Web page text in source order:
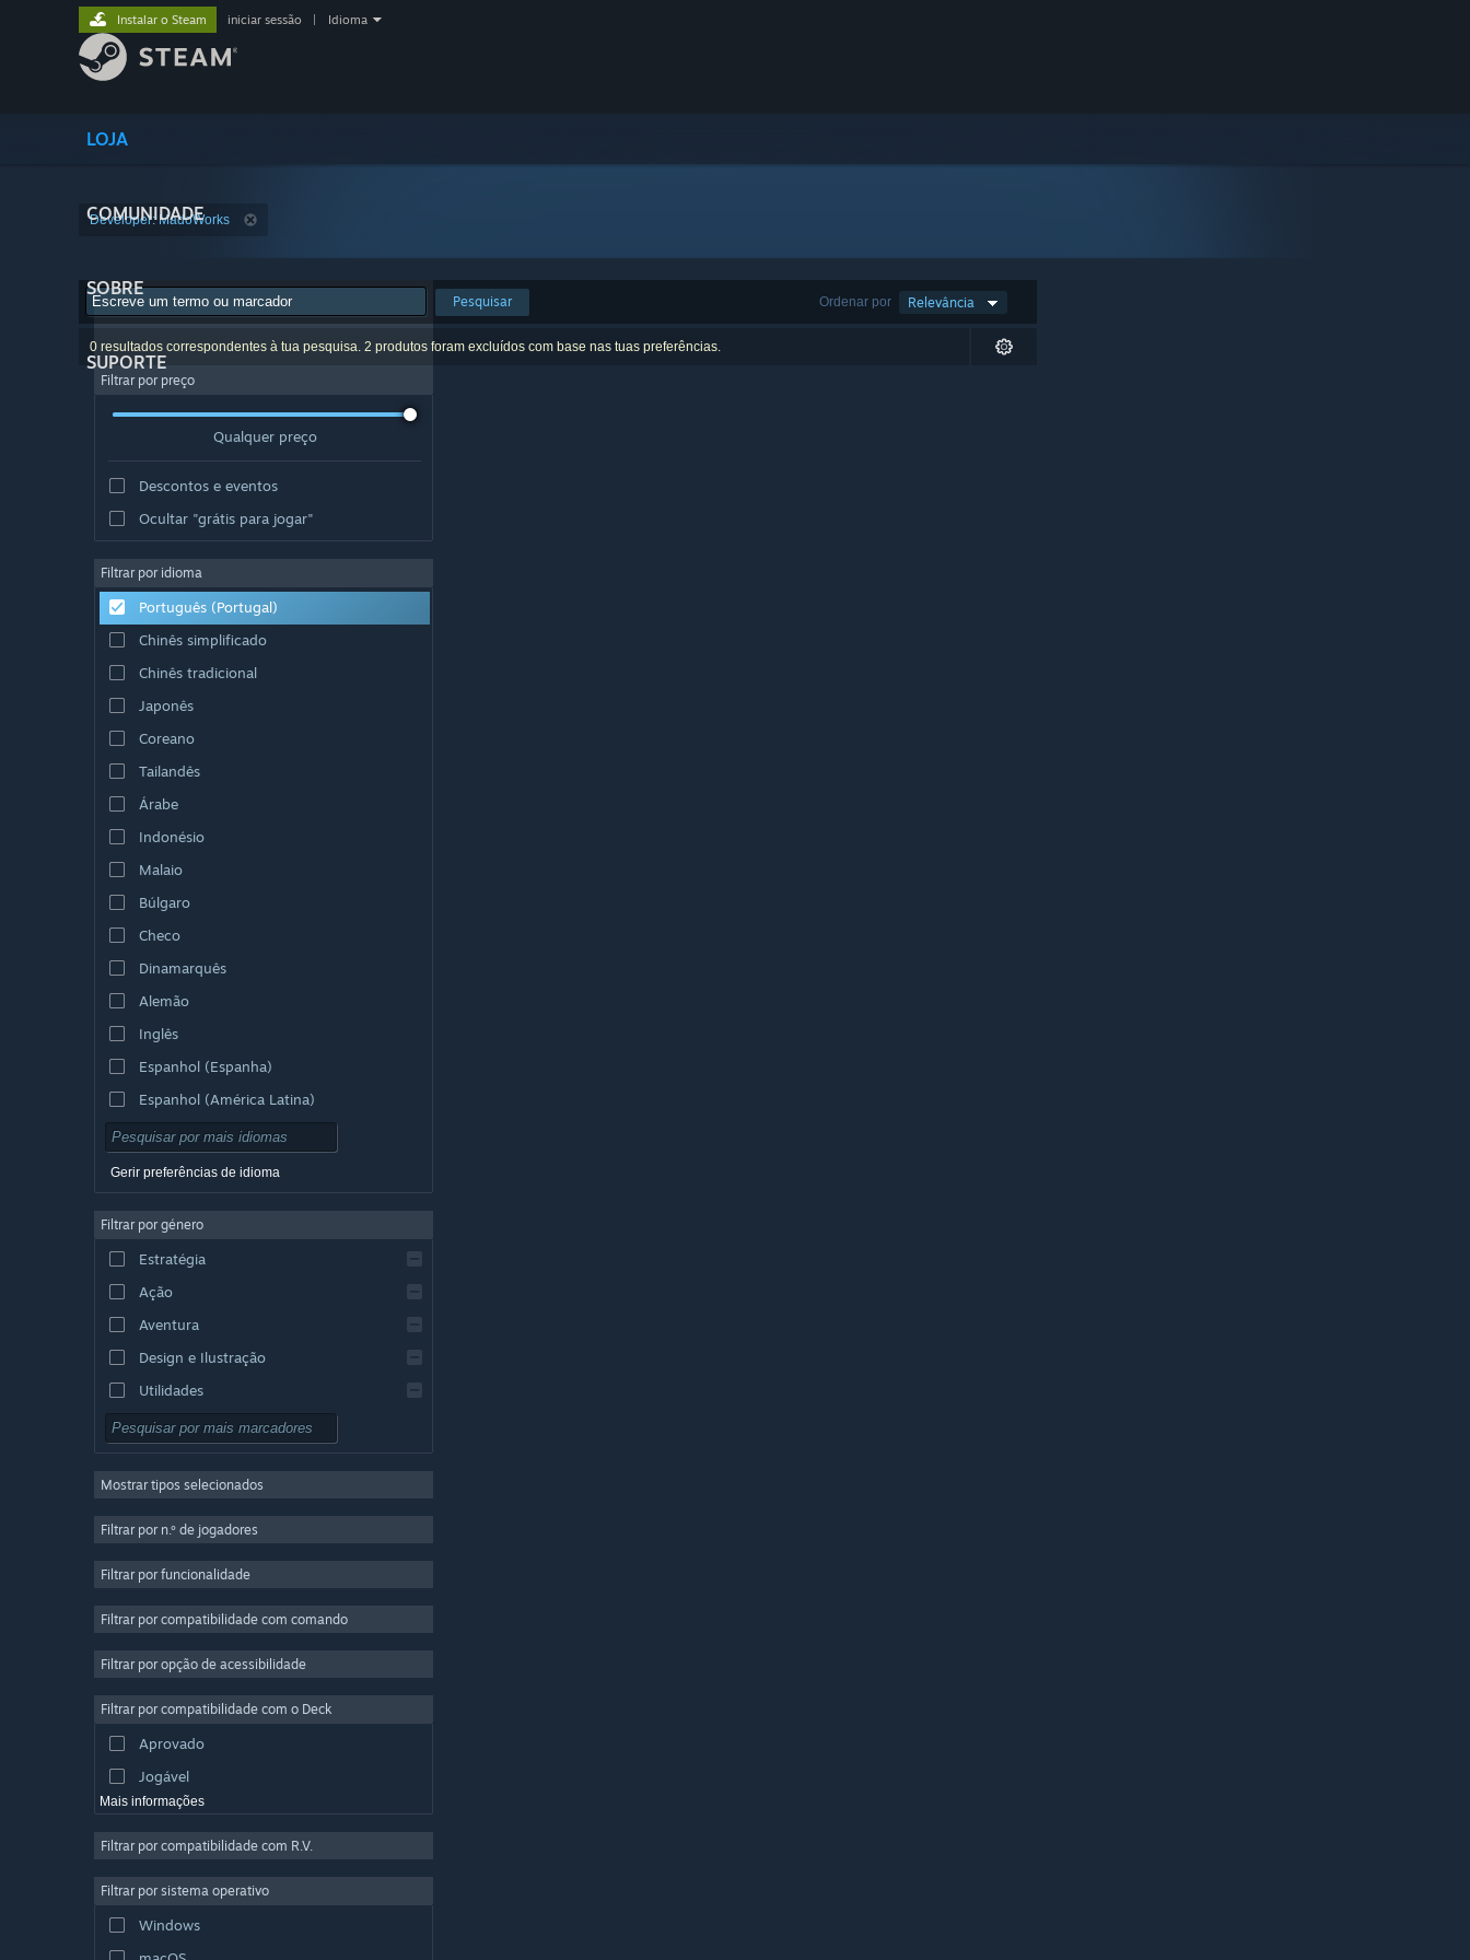
LOJA
COMUNIDADE
SOBRE
SUPORTE
Instalar o Steam iniciar sessão Idioma
Developer: MadoWorks
Ordenar por Relevância
Pesquisar
0 resultados correspondentes à tua pesquisa. 2 produtos foram excluídos com base nas tuas preferências.
Filtrar por preço
Qualquer preço
Descontos e eventos
Ocultar "grátis para jogar"
Filtrar por idioma
Português (Portugal)
Chinês simplificado
Chinês tradicional
Japonês
Coreano
Tailandês
Árabe
Indonésio
Malaio
Búlgaro
Checo
Dinamarquês
Alemão
Inglês
Espanhol (Espanha)
Espanhol (América Latina)
Gerir preferências de idioma
Filtrar por género
Estratégia
Ação
Aventura
Design e Ilustração
Utilidades
Grátis para Jogar
Multijogador em Massa
Casual
Simulação
Produção de Vídeo
Edição de Fotografias
Mostrar tipos selecionados
Filtrar por n.º de jogadores
Filtrar por funcionalidade
Filtrar por compatibilidade com comando
Filtrar por opção de acessibilidade
Filtrar por compatibilidade com o Deck
Aprovado
Jogável
Mais informações
Filtrar por compatibilidade com R.V.
Filtrar por sistema operativo
Windows